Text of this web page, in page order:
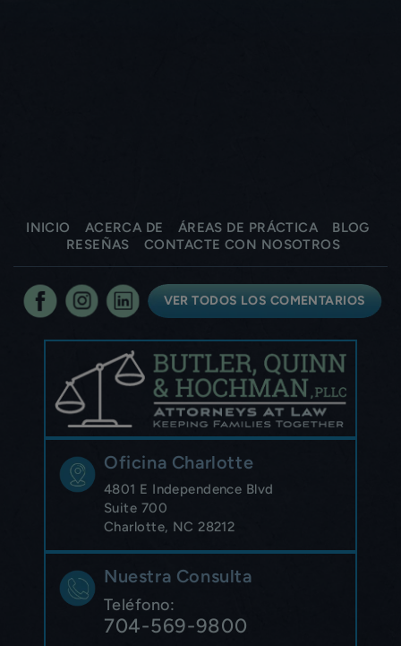
INICIO ACERCA DE ÁREAS DE PRÁCTICA
BLOG
RESEÑAS
CONTACTE CON NOSOTROS
VER TODOS LOS COMENTARIOS
Oficina Charlotte
4801 E Independence Blvd
Suite 700
Charlotte, NC 28212
Nuestra Consulta
Teléfono:
704-569-9800